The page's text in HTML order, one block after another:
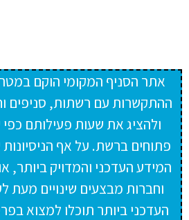
אתר הסניף המקומי הוקם
ההתקשרות עם רשתות, סניפים
ולהציג את שעות פעילותם
פתוחים ברשת. על אף
המידע העדכני והמדויק ביותר,
וחברות מבצעים שינויים מעת
העדכני ביותר תוכלו למצוא